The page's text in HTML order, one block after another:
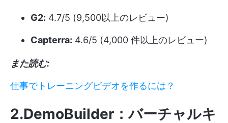
G2: 4.7/5 (9,500以上のレビュー)
Capterra: 4.6/5 (4,000 件以上のレビュー)
また読む:
仕事でトレーニングビデオを作るには？
2.DemoBuilder：バーチャルキ